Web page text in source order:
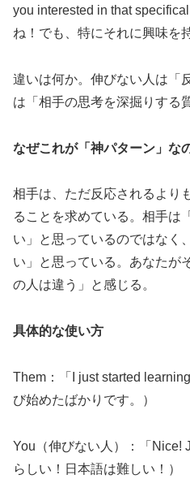
you interested in that
ね！でも、特にそれに興味を
違いは何か。伸びない人は「
は「相手の思考を深掘りする
なぜこれが「神パターン」な
相手は、ただ反応されるより
ることを求めている。相手は
い」と思っているのではなく
い」と思っている。あなたが
の人は違う」と感じる。
具体的な使い方
Them：「I just started
び始めたばかりです。）
You（伸びない人）：「Nice!
らしい！日本語は難しい！）